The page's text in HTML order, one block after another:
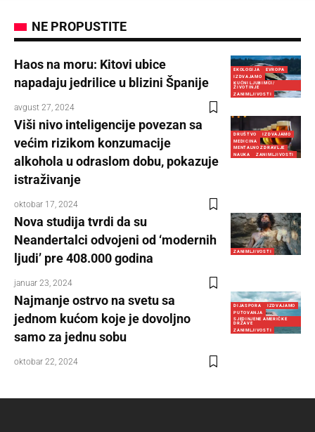
NE PROPUSTITE
EKOLOGIJA
EVROPA
IZDVAJAMO
KUĆNI LJUBIMCI/
ŽIVOTINJE
ZANIMLJIVOSTI
Haos na moru: Kitovi ubice
napadaju jedrilice u blizini Španije
avgust 27, 2024
DRUŠTVO
IZDVAJAMO
MEDICINA
MENTALNO ZDRAVLJE
NAUKA
ZANIMLJIVOSTI
Viši nivo inteligencije povezan sa
većim rizikom konzumacije
alkohola u odraslom dobu, pokazuje
istraživanje
oktobar 17, 2024
ZANIMLJIVOSTI
Nova studija tvrdi da su
Neandertalci odvojeni od ‘modernih
ljudi’ pre 408.000 godina
januar 23, 2024
DIJASPORA
IZDVAJAMO
PUTOVANJA
SJEDINJENE AMERIČKE
DRŽAVE
ZANIMLJIVOSTI
Najmanje ostrvo na svetu sa
jednom kućom koje je dovoljno
samo za jednu sobu
oktobar 22, 2024